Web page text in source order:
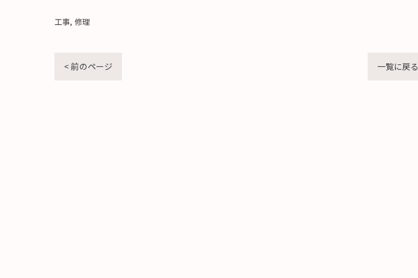
工事 修理
< 前のページ 一覧に戻る